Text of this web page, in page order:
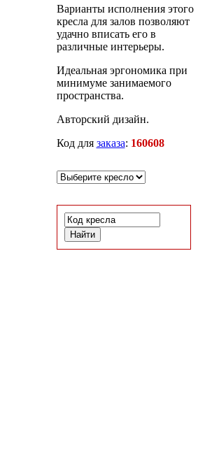
Варианты исполнения этого
кресла для залов позволяют
удачно вписать его в
различные интерьеры.
Идеальная эргономика при
минимуме занимаемого
пространства.
Авторский дизайн.
Код для заказа: 160608